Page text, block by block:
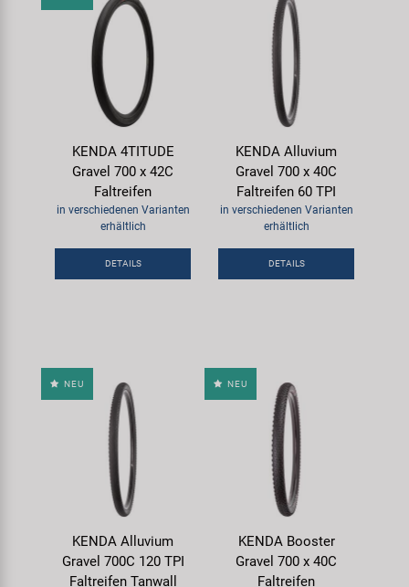
KENDA 4TITUDE
Gravel 700 x 42C
Faltreifen
in verschiedenen Varianten
erhältlich
DETAILS
KENDA Alluvium
Gravel 700 x 40C
Faltreifen 60 TPI
in verschiedenen Varianten
erhältlich
DETAILS
NEU
KENDA Alluvium
Gravel 700C 120 TPI
Faltreifen Tanwall
NEU
KENDA Booster
Gravel 700 x 40C
Faltreifen